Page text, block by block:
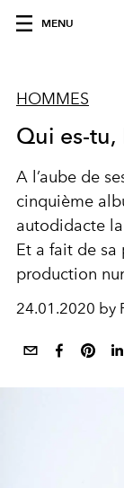
MENU
HOMMES
Qui es-tu,
A l’aube de
cinquième
autodidacte
Et a fait de sa
production
24.01.2020 by